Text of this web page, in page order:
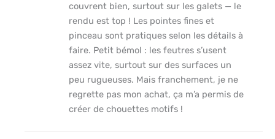
couvrent bien, surtout sur les galets — le
rendu est top ! Les pointes fines et
pinceau sont pratiques selon les détails à
faire. Petit bémol : les feutres s’usent
assez vite, surtout sur des surfaces un
peu rugueuses. Mais franchement, je ne
regrette pas mon achat, ça m’a permis de
créer de chouettes motifs !